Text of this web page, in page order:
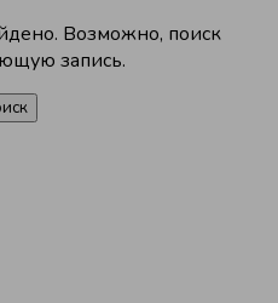
Возможно, поиск
запись.